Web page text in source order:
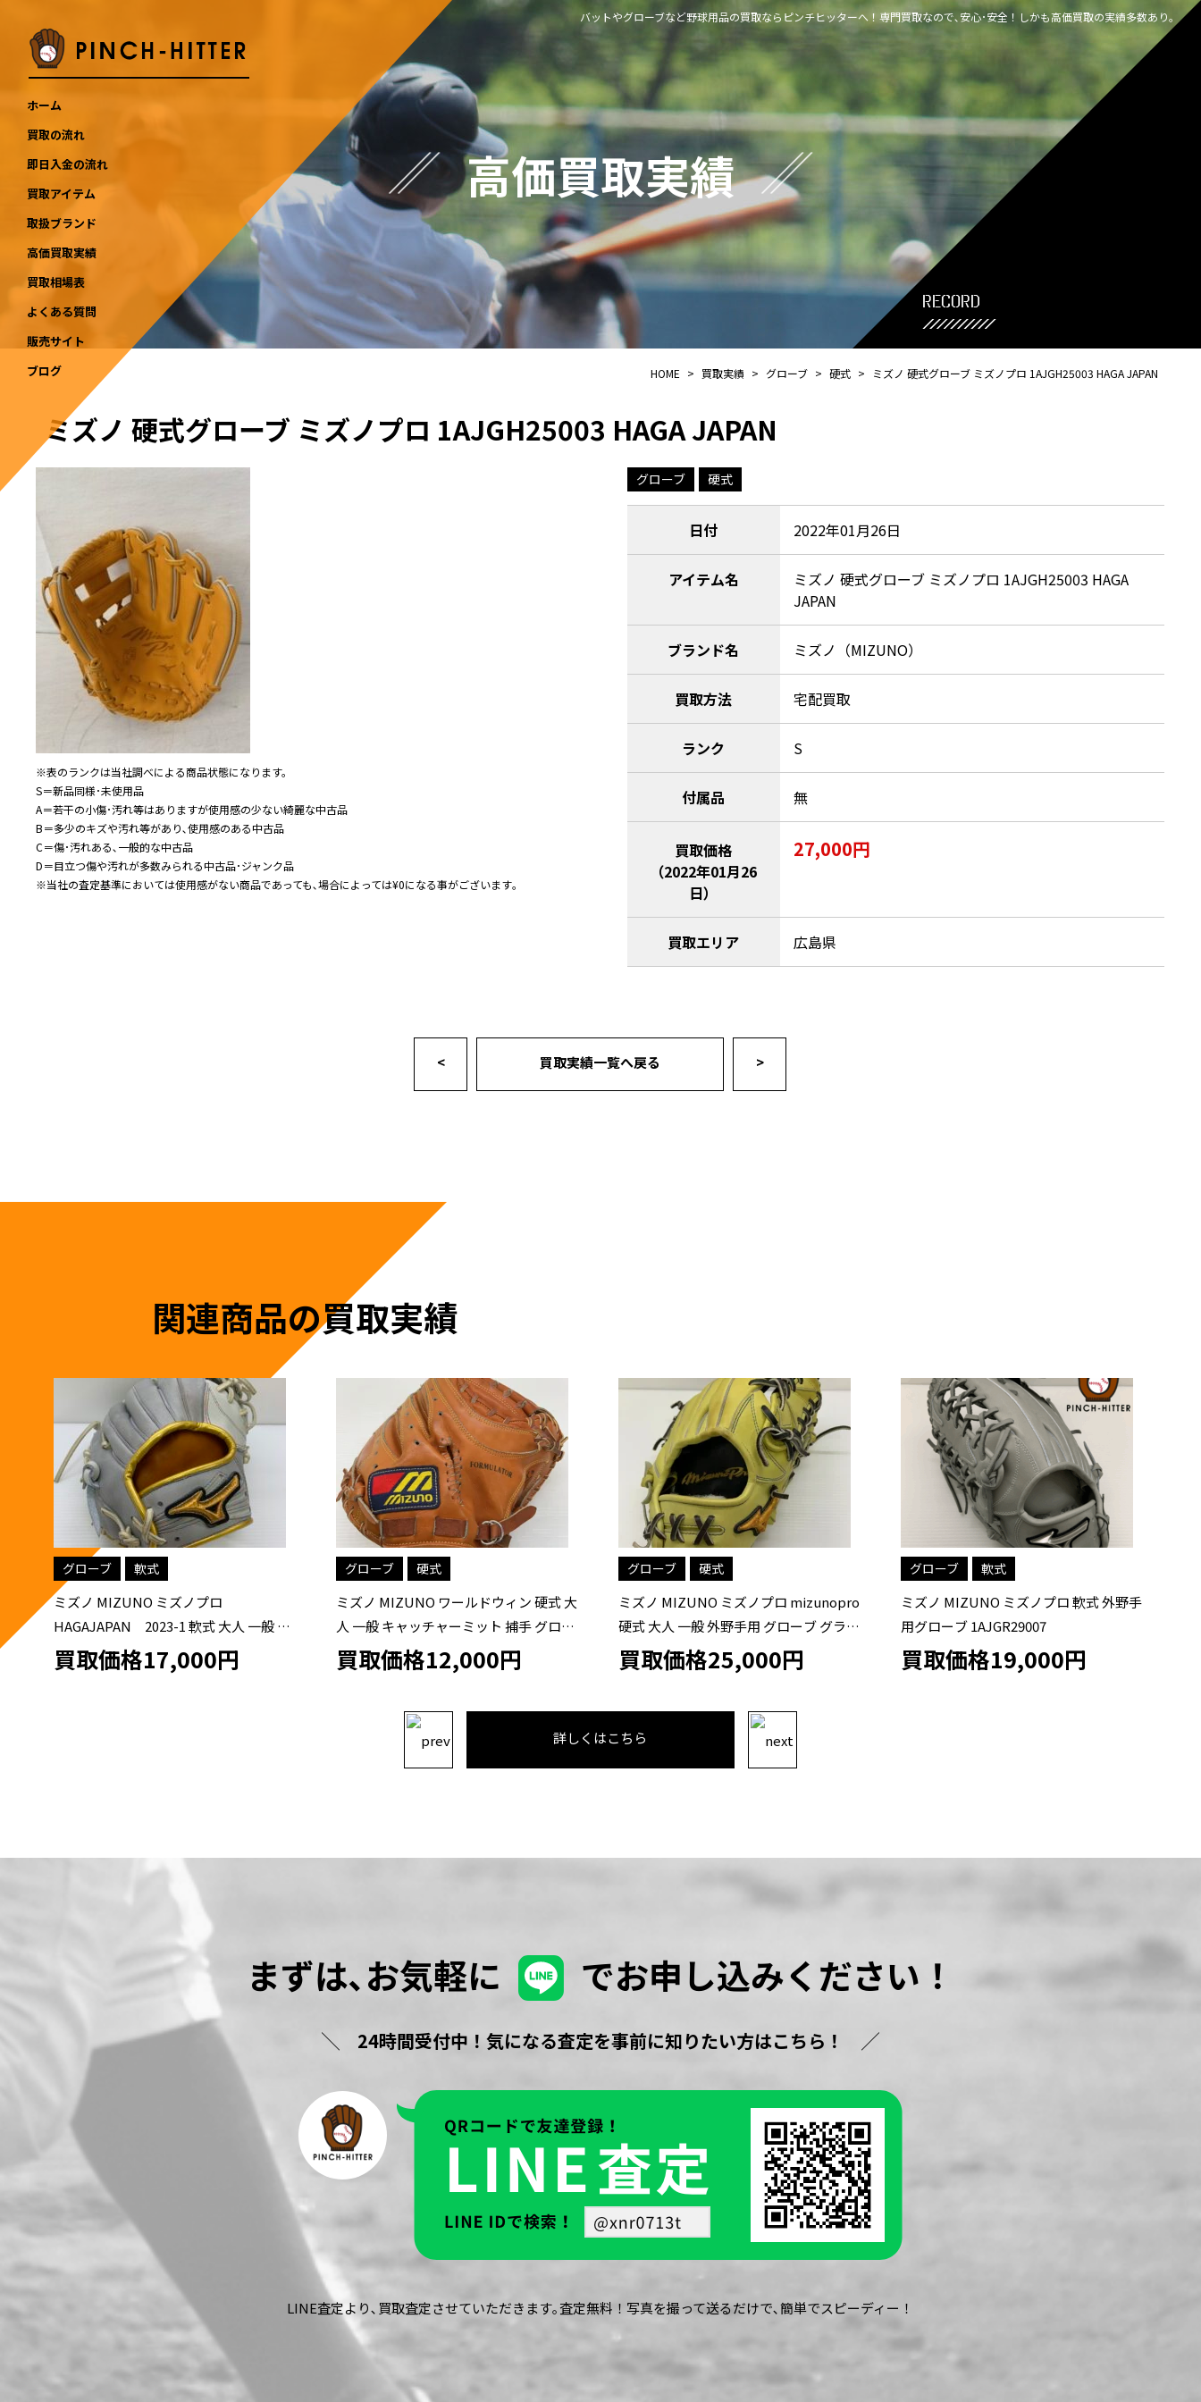
バットやグローブなど野球用品の買取ならピンチヒッターへ！専門買取なので､安心･安全！しかも高価買取の実績多数あり｡
ホーム
買取の流れ
即日入金の流れ
買取アイテム
取扱ブランド
高価買取実績
買取相場表
よくある質問
販売サイト
ブログ
高価買取実績
record
HOME > 買取実績 > グローブ > 硬式 > ミズノ 硬式グローブ ミズノプロ 1AJGH25003 HAGA JAPAN
ミズノ 硬式グローブ ミズノプロ 1AJGH25003 HAGA JAPAN
※表のランクは当社調べによる商品状態になります。
S＝新品同様･未使用品
A＝若干の小傷･汚れ等はありますが使用感の少ない綺麗な中古品
B＝多少のキズや汚れ等があり､使用感のある中古品
C＝傷･汚れある､一般的な中古品
D＝目立つ傷や汚れが多数みられる中古品･ジャンク品
※当社の査定基準においては使用感がない商品であっても､場合によっては¥0になる事がございます｡
グローブ 硬式
日付 2022年01月26日
アイテム名
ミズノ 硬式グローブ ミズノプロ 1AJGH25003 HAGA
JAPAN
ブランド名 ミズノ（MIZUNO）
買取方法 宅配買取
ランク S
付属品 無
買取価格
（2022年01月26
日）
27,000円
買取エリア 広島県
< 買取実績一覧へ戻る >
関連商品の買取実績
グローブ 硬式
ミズノ MIZUNO ワールドウィン 硬式 大
人 一般 キャッチャーミット 捕手 グロー
ブ グラブ 右投げ プロフェッショナルモ
デル ビッグM 中古品 野球
買取価格12,000円
グローブ 硬式
ミズノ MIZUNO ミズノプロ mizunopro
硬式 大人 一般 外野手用 グローブ グラブ
右投げ オーダー 中古品 野球
買取価格25,000円
グローブ 軟式
ミズノ MIZUNO ミズノプロ 軟式 外野手
用グローブ 1AJGR29007
買取価格19,000円
軟式 グローブ
ミズノ MIZUNO ミズノプロ 軟式 内野手
用グローブ 1AJGR32043
買取価格15,000円
詳しくはこちら
まずは､お気軽に でお申し込みください！
24時間受付中！気になる査定を事前に知りたい方はこちら！
LINE査定より､買取査定させていただきます｡査定無料！写真を撮って送るだけで､簡単でスピーディー！